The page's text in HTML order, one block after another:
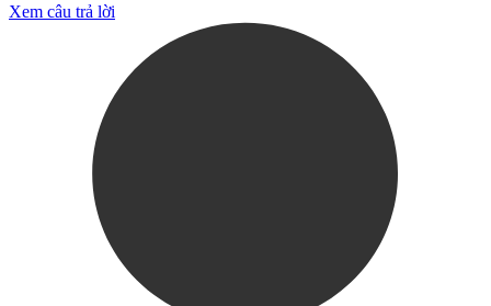
Xem câu trả lời